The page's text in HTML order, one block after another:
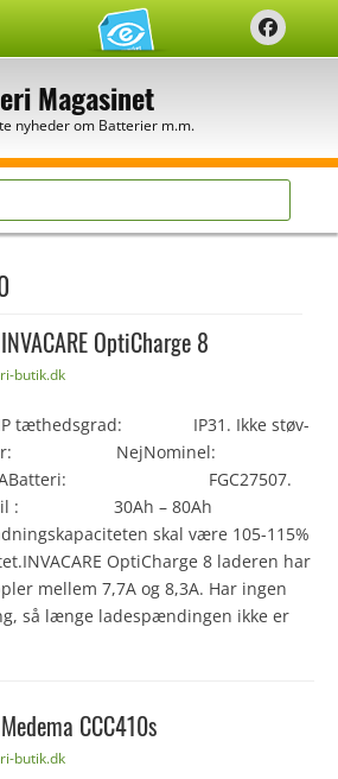
Magasinet
nyheder om Batterier m.m.
OptiCharge 8
butik.dk
IP tæthedsgrad: IP31. Ikke støv-
NejNominel:
FGC27507.
til : 30Ah – 80Ah
skal være 105-115%
OptiCharge 8 laderen har
mellem 7,7A og 8,3A. Har ingen
så længe ladespændingen ikke er
CCC410s
butik.dk